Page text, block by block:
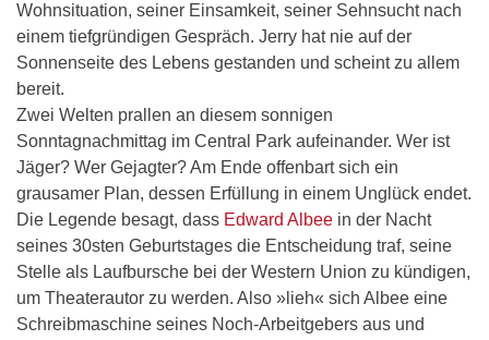
Wohnsituation, seiner Einsamkeit, seiner Sehnsucht nach
einem tiefgründigen Gespräch. Jerry hat nie auf der
Sonnenseite des Lebens gestanden und scheint zu allem
bereit.
Zwei Welten prallen an diesem sonnigen
Sonntagnachmittag im Central Park aufeinander. Wer ist
Jäger? Wer Gejagter? Am Ende offenbart sich ein
grausamer Plan, dessen Erfüllung in einem Unglück endet.
Die Legende besagt, dass Edward Albee in der Nacht
seines 30sten Geburtstages die Entscheidung traf, seine
Stelle als Laufbursche bei der Western Union zu kündigen,
um Theaterautor zu werden. Also »lieh« sich Albee eine
Schreibmaschine seines Noch-Arbeitgebers aus und